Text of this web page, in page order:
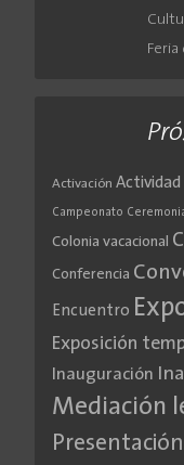
Feria
Activación
Campeonato
Colonia vacacional
Conferencia
Encuentro
Exposición
Inauguración
Mediación
Presentación